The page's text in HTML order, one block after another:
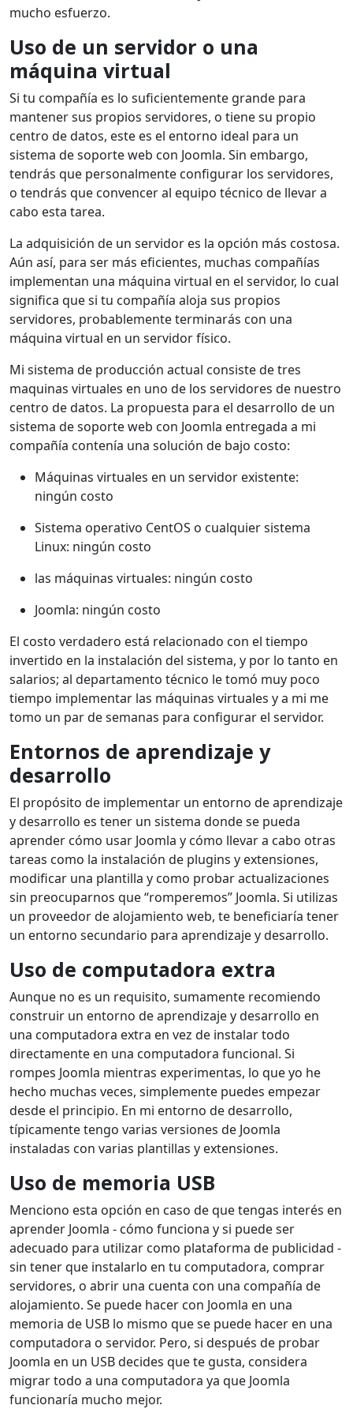
mucho esfuerzo.
Uso de un servidor o una
máquina virtual
Si tu compañía es lo suficientemente grande para
mantener sus propios servidores, o tiene su propio
centro de datos, este es el entorno ideal para un
sistema de soporte web con Joomla. Sin embargo,
tendrás que personalmente configurar los servidores,
o tendrás que convencer al equipo técnico de llevar a
cabo esta tarea.
La adquisición de un servidor es la opción más costosa.
Aún así, para ser más eficientes, muchas compañías
implementan una máquina virtual en el servidor, lo cual
significa que si tu compañía aloja sus propios
servidores, probablemente terminarás con una
máquina virtual en un servidor físico.
Mi sistema de producción actual consiste de tres
maquinas virtuales en uno de los servidores de nuestro
centro de datos. La propuesta para el desarrollo de un
sistema de soporte web con Joomla entregada a mi
compañía contenía una solución de bajo costo:
Máquinas virtuales en un servidor existente:
ningún costo
Sistema operativo CentOS o cualquier sistema
Linux: ningún costo
las máquinas virtuales: ningún costo
Joomla: ningún costo
El costo verdadero está relacionado con el tiempo
invertido en la instalación del sistema, y por lo tanto en
salarios; al departamento técnico le tomó muy poco
tiempo implementar las máquinas virtuales y a mi me
tomo un par de semanas para configurar el servidor.
Entornos de aprendizaje y
desarrollo
El propósito de implementar un entorno de aprendizaje
y desarrollo es tener un sistema donde se pueda
aprender cómo usar Joomla y cómo llevar a cabo otras
tareas como la instalación de plugins y extensiones,
modificar una plantilla y como probar actualizaciones
sin preocuparnos que “romperemos” Joomla. Si utilizas
un proveedor de alojamiento web, te beneficiaría tener
un entorno secundario para aprendizaje y desarrollo.
Uso de computadora extra
Aunque no es un requisito, sumamente recomiendo
construir un entorno de aprendizaje y desarrollo en
una computadora extra en vez de instalar todo
directamente en una computadora funcional. Si
rompes Joomla mientras experimentas, lo que yo he
hecho muchas veces, simplemente puedes empezar
desde el principio. En mi entorno de desarrollo,
típicamente tengo varias versiones de Joomla
instaladas con varias plantillas y extensiones.
Uso de memoria USB
Menciono esta opción en caso de que tengas interés en
aprender Joomla - cómo funciona y si puede ser
adecuado para utilizar como plataforma de publicidad -
sin tener que instalarlo en tu computadora, comprar
servidores, o abrir una cuenta con una compañía de
alojamiento. Se puede hacer con Joomla en una
memoria de USB lo mismo que se puede hacer en una
computadora o servidor. Pero, si después de probar
Joomla en un USB decides que te gusta, considera
migrar todo a una computadora ya que Joomla
funcionaría mucho mejor.